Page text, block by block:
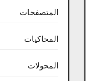
المتصفحات
المحاكيات
المحولات